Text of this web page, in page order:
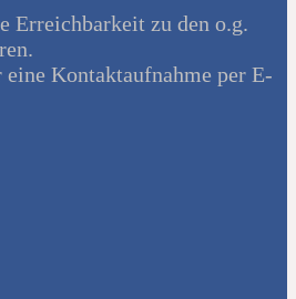
Erreichbarkeit zu den o.g.
Kontaktaufnahme per E-